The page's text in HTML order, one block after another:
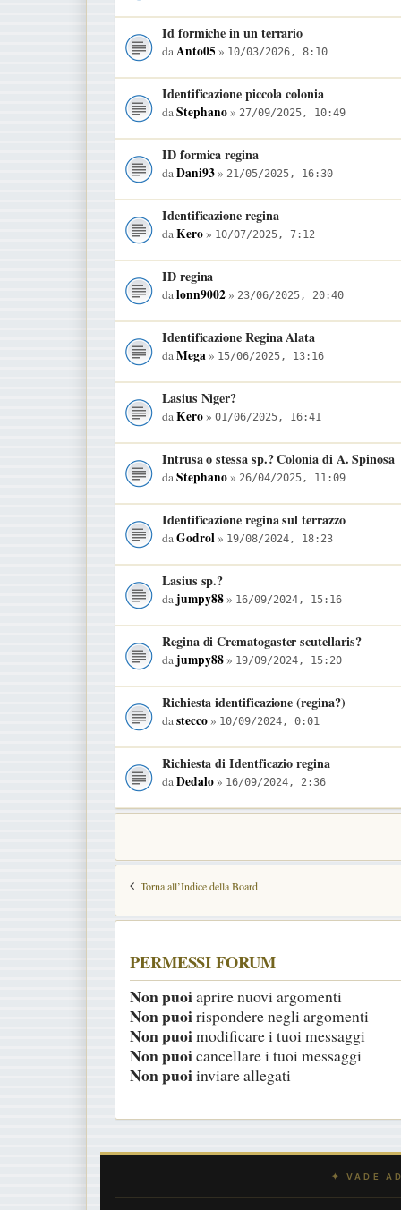
Id formiche in un terrario
daAnto05» 10/03/2026, 8:10
Identificazione piccola colonia
daStephano» 27/09/2025, 10:49
ID formica regina
daDani93» 21/05/2025, 16:30
Identificazione regina
daKero» 10/07/2025, 7:12
ID regina
dalonn9002» 23/06/2025, 20:40
Identificazione Regina Alata
daMega» 15/06/2025, 13:16
Lasius Niger?
daKero» 01/06/2025, 16:41
Intrusa o stessa sp.? Colonia di A. Spinosa
daStephano» 26/04/2025, 11:09
Identificazione regina sul terrazzo
daGodrol» 19/08/2024, 18:23
Lasius sp.?
da jumpy88» 16/09/2024, 15:16
Regina di Crematogaster scutellaris?
da jumpy88» 19/09/2024, 15:20
Richiesta identificazione (regina?)
dastecco» 10/09/2024, 0:01
Richiesta di Identficazio regina
daDedalo» 16/09/2024, 2:36
Torna all’Indice della Board
PERMESSI FORUM
Non puoiaprire nuovi argomenti
Non puoirispondere negli argomenti
Non puoimodificare i tuoi messaggi
Non puoicancellare i tuoi messaggi
Non puoiinviare allegati